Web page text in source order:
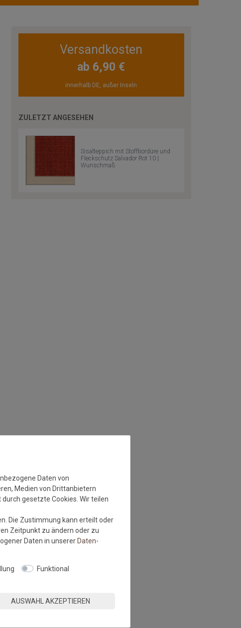
Versandkosten
ab 6,90 €
innerhalb DE, außer Inseln
ZULETZT ANGESEHEN
Sisalteppich mit Stoffbordüre und
Fleckschutz Salvador Rot 10 |
Wunschmaß
Daten von
Medien von Drittanbietern
gesetzte Cookies. Wir teilen
Die Zustimmung kann erteilt oder
Zeitpunkt zu ändern oder zu
Daten in unsererDaten­
Funktional
AUSWAHL AKZEPTIEREN